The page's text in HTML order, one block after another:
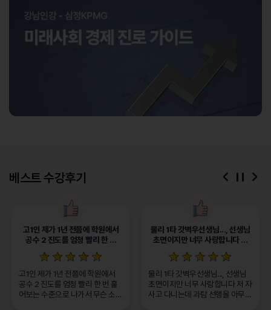
베스트 수강후기
고1인 제가 1년 전쯤에 학원에서
공수 2 진도를 엄청 빨리 한 번
훑어보는 수준으로 나가서 무슨
소리인지도 모르고 고난도 문제
프린트는 매번 두껍게 내주시고
그럴 때마다 이렇게 공부하는 게
맞나,, 라는 생각도 들고 학원 같은
고1인 제가 1년 전쯤에 학원에서
공수 2 진도를 엄청 빨리 한 번 훑
어보는 수준으로 나가서 무슨 소리
물리 1타 갓벽우선생님..., 선생님
초면이지만 너무 사랑합니다 저
자사고 다니는데 과탐 선행을
아무것도 안해서 겨울방학 때 물리
때문에 너무너무 힘들었거든요...
선생님 강의 들으면서 차근차근
공부하다보니 내신 1등급도 받고,
물리 1타 갓벽우선생님..., 선생님
초면이지만 너무 사랑합니다 저 자
사고 다니는데 과탐 선행을 아무것
이
정
다